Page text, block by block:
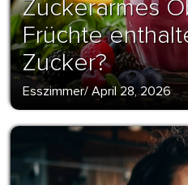
Zuckerarmes
Früchte
Zucker?
Esszimmer/April 28, 2026